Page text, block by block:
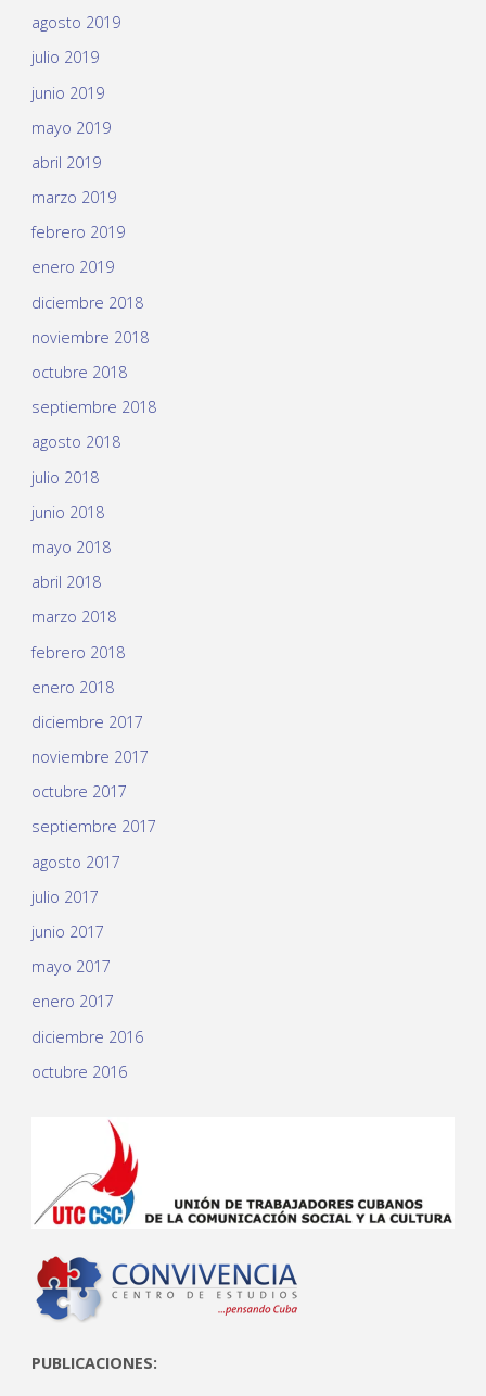
agosto 2019
julio 2019
junio 2019
mayo 2019
abril 2019
marzo 2019
febrero 2019
enero 2019
diciembre 2018
noviembre 2018
octubre 2018
septiembre 2018
agosto 2018
julio 2018
junio 2018
mayo 2018
abril 2018
marzo 2018
febrero 2018
enero 2018
diciembre 2017
noviembre 2017
octubre 2017
septiembre 2017
agosto 2017
julio 2017
junio 2017
mayo 2017
enero 2017
diciembre 2016
octubre 2016
PUBLICACIONES: